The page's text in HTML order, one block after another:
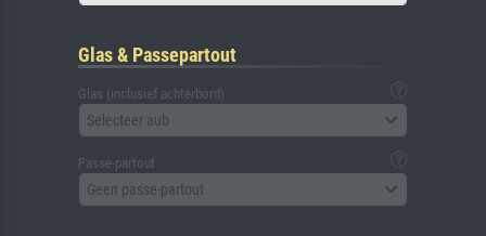
Glas & Passepartout
Glas (inclusief achterbord)
Selecteer aub
Passe-partout
Geen passe-partout